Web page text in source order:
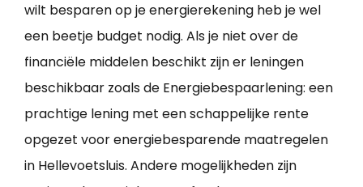
wilt besparen op je energierekening heb je wel
een beetje budget nodig. Als je niet over de
financiële middelen beschikt zijn er leningen
beschikbaar zoals de Energiebespaarlening: een
prachtige lening met een schappelijke rente
opgezet voor energiebesparende maatregelen
in Hellevoetsluis. Andere mogelijkheden zijn